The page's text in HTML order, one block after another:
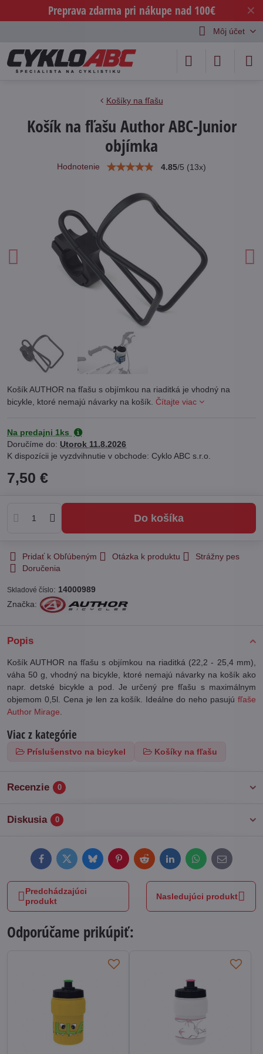
✕
Preprava zdarma pri nákupe nad 100€
Môj účet
Košíky na fľašu
Košík na fľašu Author ABC-Junior
objímka
Hodnotenie 4.85/5 (13x)
Košík AUTHOR na fľašu s objímkou na riaditká je vhodný na
bicykle, ktoré nemajú návarky na košík. Čítajte viac
Na predajni 1ks
Doručíme do: Utorok 11.8.2026
Cyklo ABC s.r.o.
7,50 €
Do košíka
Pridať k Obľúbeným Otázka k produktu
Strážny pes
Doručenia
Skladové číslo: 14000989
Značka:
Popis
Košík AUTHOR na fľašu s objímkou na riaditká (22,2 - 25,4 mm),
váha 50 g, vhodný na bicykle, ktoré nemajú návarky na košík ako
napr. detské bicykle a pod. Je určený pre fľašu s maximálnym
objemom 0,5l. Cena je len za košík. Ideálne do neho pasujú fľaše
Author Mirage.
Viac z kategórie
Príslušenstvo na bicykel Košíky na fľašu
Recenzie 0
Diskusia 0
FacebookTwitterBlueskyPinterestRedditLinkedInWhatsApp
E-
mail
Predchádzajúci
produkt
Nasledujúci produkt
Odporúčame prikúpiť: